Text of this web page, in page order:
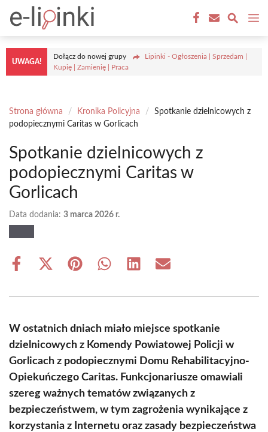
treści
UWAGA!
Dołącz do nowej grupy
Lipinki - Ogłoszenia | Sprzedam |
Kupię | Zamienię | Praca
Strona główna / Kronika Policyjna /
Spotkanie dzielnicowych z
podopiecznymi Caritas w Gorlicach
Spotkanie dzielnicowych z
podopiecznymi Caritas w
Gorlicach
Data dodania: 3 marca 2026 r.
Share
Share
(Twitter)
Share Share Share Share
W ostatnich dniach miało miejsce spotkanie
dzielnicowych z Komendy Powiatowej Policji w
Gorlicach z podopiecznymi Domu Rehabilitacyjno-
Opiekuńczego Caritas. Funkcjonariusze omawiali
szereg ważnych tematów związanych z
bezpieczeństwem, w tym zagrożenia wynikające z
korzystania z Internetu oraz zasady bezpieczeństwa